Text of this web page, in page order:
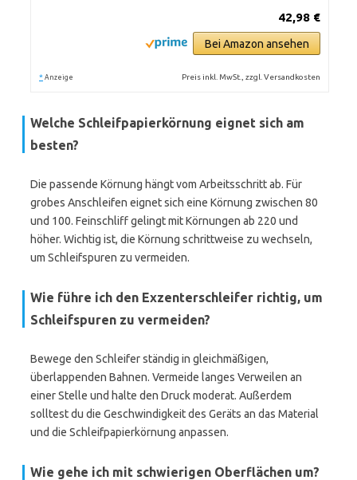
42,98 €
Bei Amazon ansehen
* Anzeige Preis inkl. MwSt., zzgl. Versandkosten
Welche Schleifpapierkörnung eignet sich am
besten?
Die passende Körnung hängt vom Arbeitsschritt ab. Für
grobes Anschleifen eignet sich eine Körnung zwischen 80
und 100. Feinschliff gelingt mit Körnungen ab 220 und
höher. Wichtig ist, die Körnung schrittweise zu wechseln,
um Schleifspuren zu vermeiden.
Wie führe ich den Exzenterschleifer richtig, um
Schleifspuren zu vermeiden?
Bewege den Schleifer ständig in gleichmäßigen,
überlappenden Bahnen. Vermeide langes Verweilen an
einer Stelle und halte den Druck moderat. Außerdem
solltest du die Geschwindigkeit des Geräts an das Material
und die Schleifpapierkörnung anpassen.
Wie gehe ich mit schwierigen Oberflächen um?